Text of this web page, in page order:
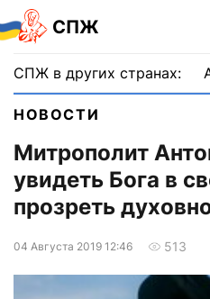
СПЖ
СПЖ в других странах:
НОВОСТИ
Митрополит
увидеть Бога в
прозреть
04 Августа 2019 12:46 513